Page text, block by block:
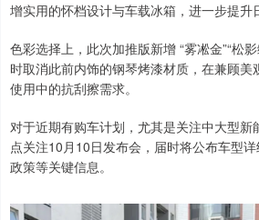
增实用的怀档设计与车载冰箱，进一步提升
色彩选择上，此次加推版新增 “雾凇金”“松
时取消此前内饰的钢琴烤漆材质，在兼顾美
使用中的抗刮擦需求。
对于近期有购车计划，尤其是关注中大型新
点关注10月10日发布会，届时将公布车型
政策等关键信息。